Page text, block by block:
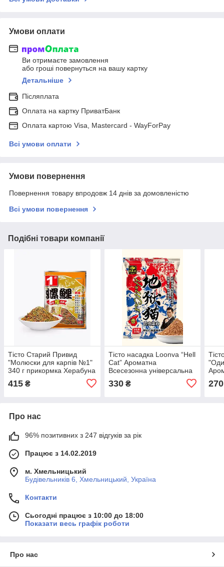
Умови оплати
Ви отримаєте замовлення
або гроші повернуться на вашу картку
Детальніше
Післяплата
Оплата на картку ПриватБанк
Оплата картою Visa, Mastercard - WayForPay
Всі умови оплати
Умови повернення
Повернення товару впродовж 14 днів за домовленістю
Всі умови повернення
Подібні товари компанії
Тісто Старий Привид
"Молюски для карпів №1"
340 г прикормка Херабуна
415 ₴
Тісто насадка Loonva “Hell
Cat” Ароматна
Всесезонна універсальна
300 г прикормка Херабуна
330₴ 270
Про нас
96% позитивних з 247 відгуків за рік
Працює з 14.02.2019
м. Хмельницький
Будівельників 6, Хмельницький, Україна
Контакти
Сьогодні працює з 10:00 до 18:00
Показати весь графік роботи
Про нас